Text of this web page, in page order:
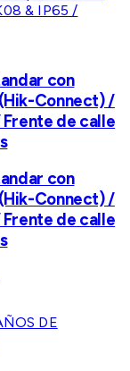
con
Connect) /
de calle
con
Connect) /
de calle